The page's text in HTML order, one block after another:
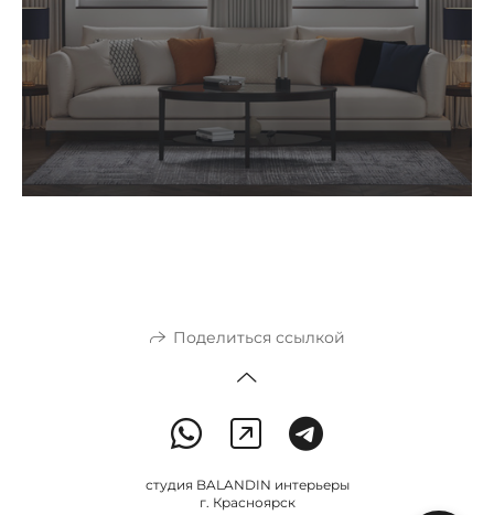
Поделиться ссылкой
студия BALANDIN интерьеры
г. Красноярск